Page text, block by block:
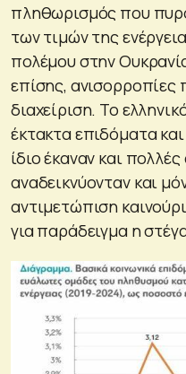
πληθωρισμός που
των τιμών της
πολέμου στην
επίσης, ανισορροπίες
διαχείριση. Το
έκτακτα επιδόματα
ίδιο έκαναν και
αναδεικνύονταν και
αντιμετώπιση
για παράδειγμα η